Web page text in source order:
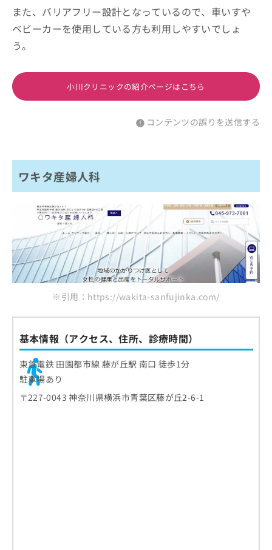
また、バリアフリー設計となっているので、車いすや
ベビーカーを使用している方も利用しやすいでしょ
う。
小川クリニックの紹介ページはこちら
コンテンツの誤りを送信する
ワキタ産婦人科
※引用：https://wakita-sanfujinka.com/
基本情報（アクセス、住所、診療時間）
東急電鉄 田園都市線 藤が丘駅 南口 徒歩1分
駐車場あり
〒227-0043 神奈川県横浜市青葉区藤が丘2-6-1